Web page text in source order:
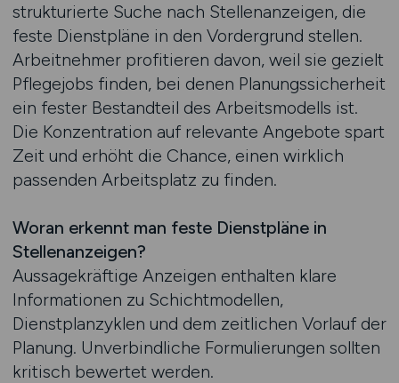
strukturierte Suche nach Stellenanzeigen, die
feste Dienstpläne in den Vordergrund stellen.
Arbeitnehmer profitieren davon, weil sie gezielt
Pflegejobs finden, bei denen Planungssicherheit
ein fester Bestandteil des Arbeitsmodells ist.
Die Konzentration auf relevante Angebote spart
Zeit und erhöht die Chance, einen wirklich
passenden Arbeitsplatz zu finden.
Woran erkennt man feste Dienstpläne in
Stellenanzeigen?
Aussagekräftige Anzeigen enthalten klare
Informationen zu Schichtmodellen,
Dienstplanzyklen und dem zeitlichen Vorlauf der
Planung. Unverbindliche Formulierungen sollten
kritisch bewertet werden.